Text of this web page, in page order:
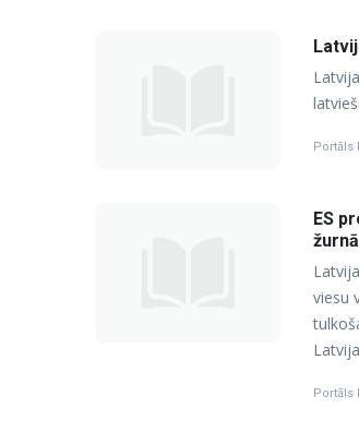
Portāls
ES
viesu
Portāls